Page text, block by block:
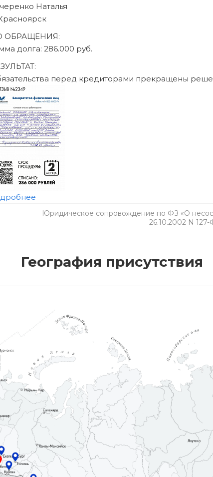
Юридическое сопровождение по ФЗ «О
26.10.2002 N
География присутствия